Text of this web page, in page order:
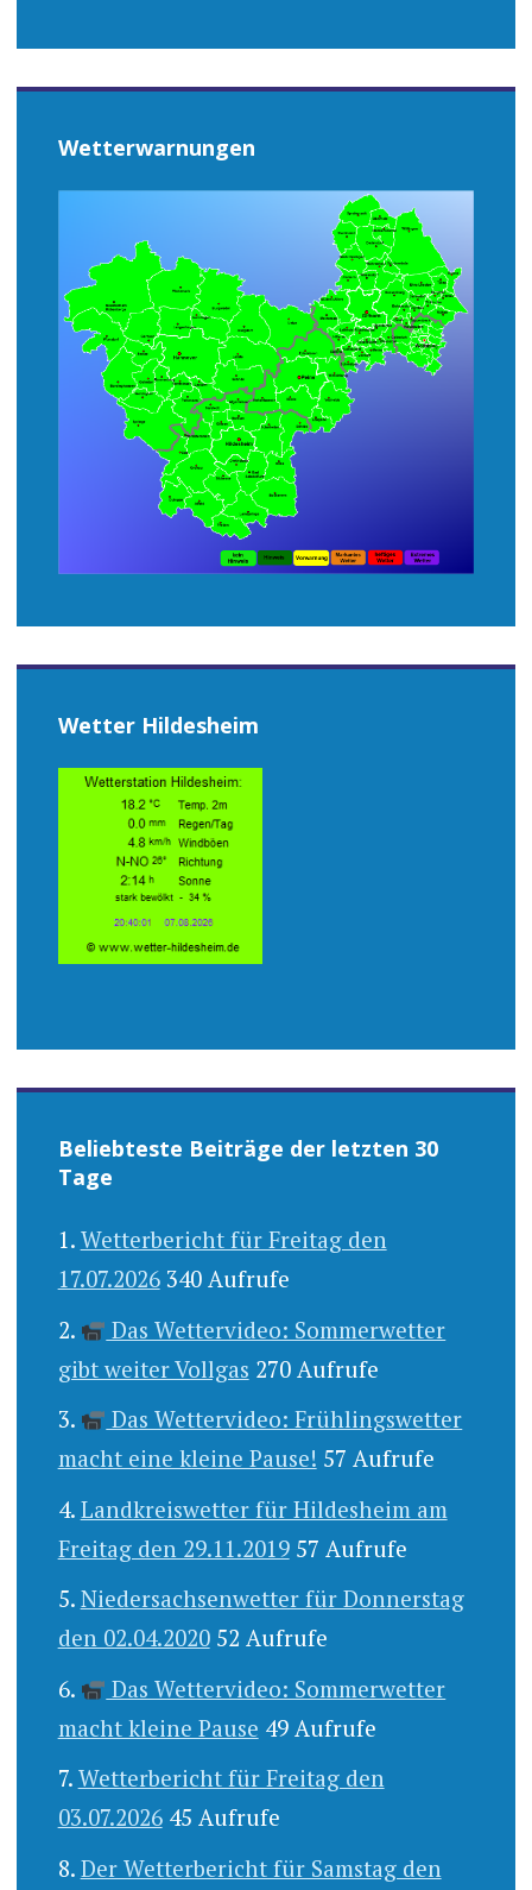
Wetterwarnungen
Wetter Hildesheim
Beliebteste Beiträge der letzten 30
Tage
Wetterbericht für Freitag den
17.07.2026 340 Aufrufe
Das Wettervideo: Sommerwetter
gibt weiter Vollgas 270 Aufrufe
Das Wettervideo: Frühlingswetter
macht eine kleine Pause! 57 Aufrufe
Landkreiswetter für Hildesheim am
Freitag den 29.11.2019 57 Aufrufe
Niedersachsenwetter für Donnerstag
den 02.04.2020 52 Aufrufe
Das Wettervideo: Sommerwetter
macht kleine Pause 49 Aufrufe
Wetterbericht für Freitag den
03.07.2026 45 Aufrufe
Der Wetterbericht für Samstag den